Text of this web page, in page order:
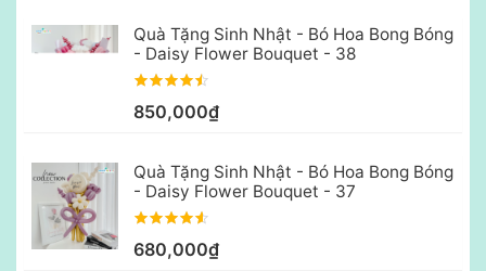
Quà Tặng Sinh Nhật - Bó Hoa Bong Bóng
- Daisy Flower Bouquet - 38
850,000₫
Quà Tặng Sinh Nhật - Bó Hoa Bong Bóng
- Daisy Flower Bouquet - 37
680,000₫